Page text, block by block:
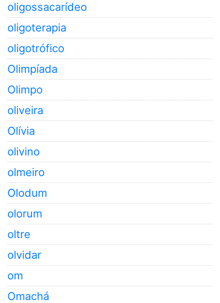
oligossacarídeo
oligoterapia
oligotrófico
Olimpíada
Olimpo
oliveira
Olívia
olivino
olmeiro
Olodum
olorum
oltre
olvidar
om
Omachá